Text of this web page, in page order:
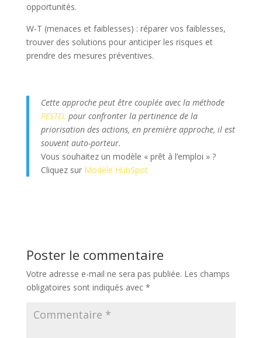
opportunités.
W-T (menaces et faiblesses) : réparer vos faiblesses,
trouver des solutions pour anticiper les risques et
prendre des mesures préventives.
Cette approche peut être couplée avec la méthode
PESTEL pour confronter la pertinence de la
priorisation des actions, en première approche, il est
souvent auto-porteur.
Vous souhaitez un modèle « prêt à l’emploi » ?
Cliquez sur Modèle HubSpot
Poster le commentaire
Votre adresse e-mail ne sera pas publiée. Les champs
obligatoires sont indiqués avec *